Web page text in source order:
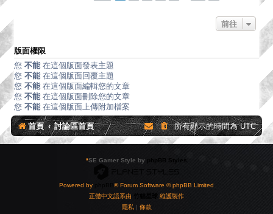
前往
版面權限
您 不能 在這個版面發表主題
您 不能 在這個版面回覆主題
您 不能 在這個版面編輯您的文章
您 不能 在這個版面刪除您的文章
您 不能 在這個版面上傳附加檔案
首頁 討論區首頁 所有顯示的時間為UTC
*SE Gamer Style by phpBB Styles
Powered by
® Forum Software © phpBB Limited
正體中文語系由
維護製作
隱私| 條款